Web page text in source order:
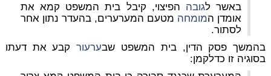
באשר לגובה הפיצוי, קיבל בית המשפט קמא את
אומדן המומחה מטעם המערערים, בהעדר נתון אחר
לסתור.
בהמשך פסק הדין, בית המשפט שבערעורקבע את דעתו
בסוגיה זו כדלקמן: